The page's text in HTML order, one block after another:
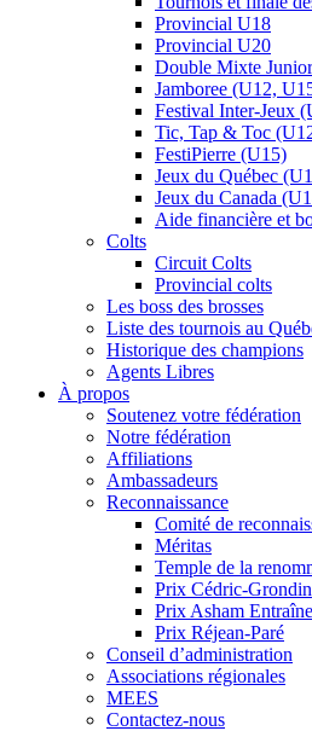
Provincial U18
Provincial U20
Double Mixte
Jamboree (U12,
Festival Inter-Jeux
Tic, Tap & Toc
FestiPierre (U15)
Jeux du Québec
Jeux du Canada
Aide financière et
Colts
Circuit Colts
Provincial colts
Les boss des brosses
Liste des tournois au
Historique des champions
Agents Libres
À propos
Soutenez votre fédération
Notre fédération
Affiliations
Ambassadeurs
Reconnaissance
Comité de
Méritas
Temple de la
Prix Cédric-Grondin
Prix Asham
Prix Réjean-Paré
Conseil d’administration
Associations régionales
MEES
Contactez-nous